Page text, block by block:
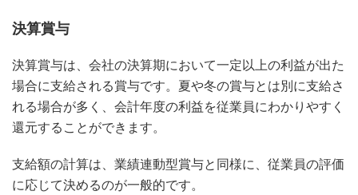
決算賞与
決算賞与は、会社の決算期において一定以上の利益が出た
場合に支給される賞与です。夏や冬の賞与とは別に支給さ
れる場合が多く、会計年度の利益を従業員にわかりやすく
還元することができます。
支給額の計算は、業績連動型賞与と同様に、従業員の評価
に応じて決めるのが一般的です。